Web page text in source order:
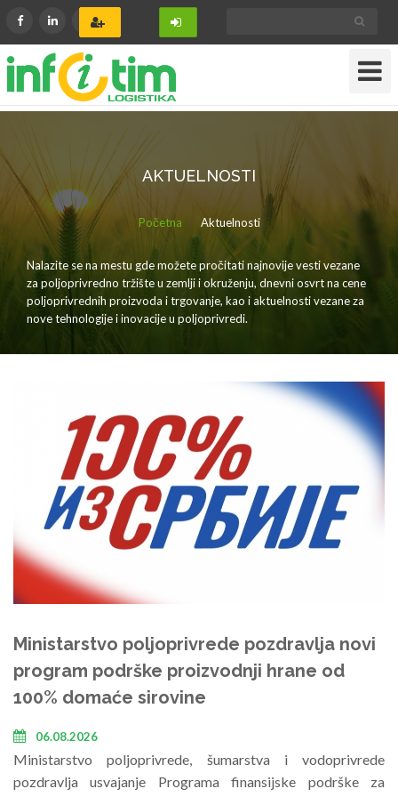
Toggle
AKTUELNOSTI
Početna Aktuelnosti
Nalazite se na mestu gde možete pročitati najnovije vesti vezane
za poljoprivredno tržište u zemlji i okruženju, dnevni osvrt na cene
poljoprivrednih proizvoda i trgovanje, kao i aktuelnosti vezane za
nove tehnologije i inovacije u poljoprivredi.
Ministarstvo poljoprivrede pozdravlja novi
program podrške proizvodnji hrane od
100% domaće sirovine
06.08.2026
Ministarstvo poljoprivrede, šumarstva i vodoprivrede
pozdravlja usvajanje Programa finansijske podrške za